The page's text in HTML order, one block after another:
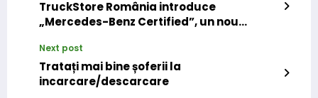
TruckStore România introduce
„Mercedes-Benz Certified”, un nou
Next post
Tratați mai bine șoferii la
incarcare/descarcare